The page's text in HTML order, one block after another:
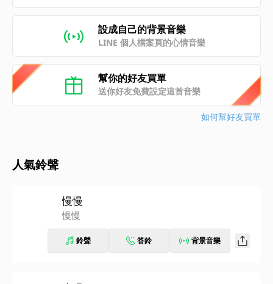
設成自己的背景音樂
LINE 個人檔案頁的心情音樂
幫你的好友買單
送你好友免費設定這首音樂
如何幫好友買單
人氣鈴聲
慢慢
慢慢
鈴聲 答鈴 背景音樂